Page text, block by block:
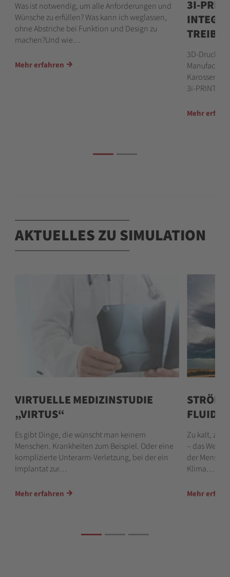
Was ist notwendig, um alle Anforderungen und
Wünsche zu erfüllen? Was kann ich weglassen,
ohne Abstriche bei Funktion und Design zu
machen?Und wie…
Mehr erfahren
3I-
3D-Druck
3i-PRINT
Mehr
AKTUELLES ZU SIMULATION
VIRTUELLE MEDIZINSTUDIE
„VIRTUS“
Es gibt Dinge, die wünscht man keinem
Menschen. Krankheiten zum Beispiel. Oder eine
komplizierte Unterarm-Verletzung, bei der ein
Implantat zur…
Mehr erfahren
Zu kalt, zu
– das
der
Klima…
Mehr